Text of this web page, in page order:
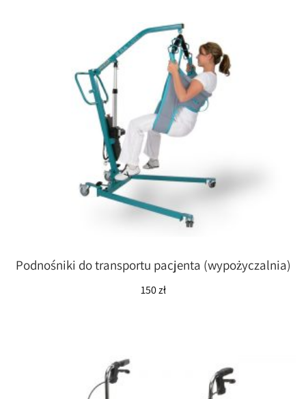
Podnośniki do transportu pacjenta (wypożyczalnia)
150zł